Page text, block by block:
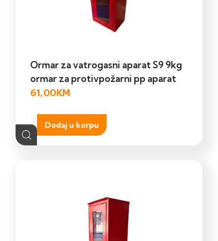
Ormar za vatrogasni aparat S9 9kg
ormar za protivpožarni pp aparat
61,00KM
Dodaj u korpu